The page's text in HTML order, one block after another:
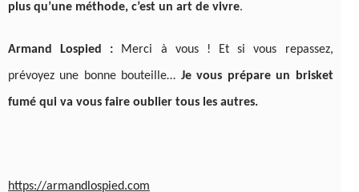
plus qu’une méthode, c’est un art de vivre.
Armand Lospied : Merci à vous ! Et si vous repassez,
prévoyez une bonne bouteille… Je vous prépare un brisket
fumé qui va vous faire oublier tous les autres.
https://armandlospied.com